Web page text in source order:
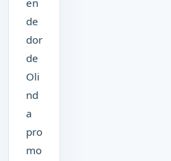
en
de
dor
de
Oli
nd
a
pro
mo